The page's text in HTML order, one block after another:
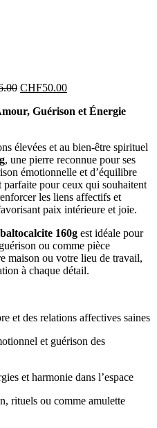
CHF50.00
Guérison et Énergie
élevées et au bien-être spirituel
, une pierre reconnue pour ses
émotionnelle et d’équilibre
parfaite pour ceux qui souhaitent
les liens affectifs et
paix intérieure et joie.
160g est idéale pour
ou comme pièce
maison ou votre lieu de travail,
à chaque détail.
et des relations affectives saines
et guérison des
et harmonie dans l’espace
rituels ou comme amulette